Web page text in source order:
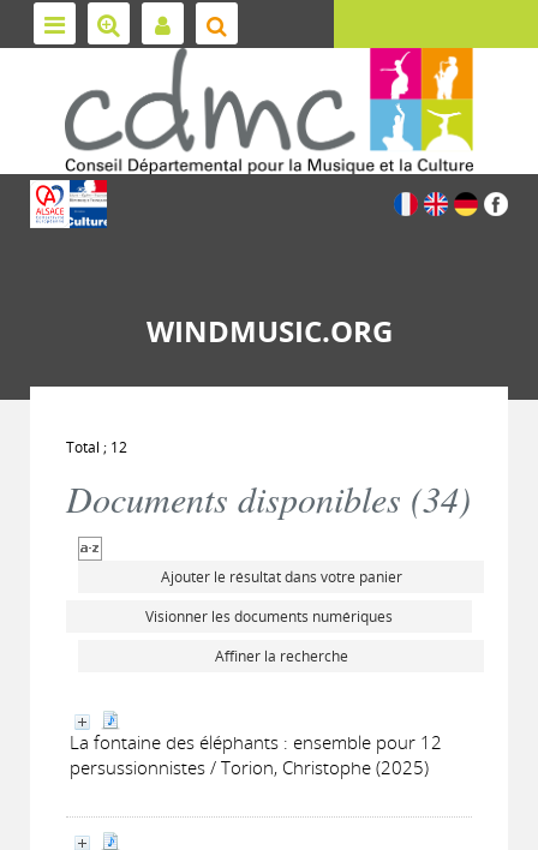
WINDMUSIC.ORG
Total ; 12
Documents disponibles (34)
Ajouter le résultat dans votre panier
Visionner les documents numériques
Affiner la recherche
La fontaine des éléphants : ensemble pour 12
persussionnistes / Torion, Christophe (2025)